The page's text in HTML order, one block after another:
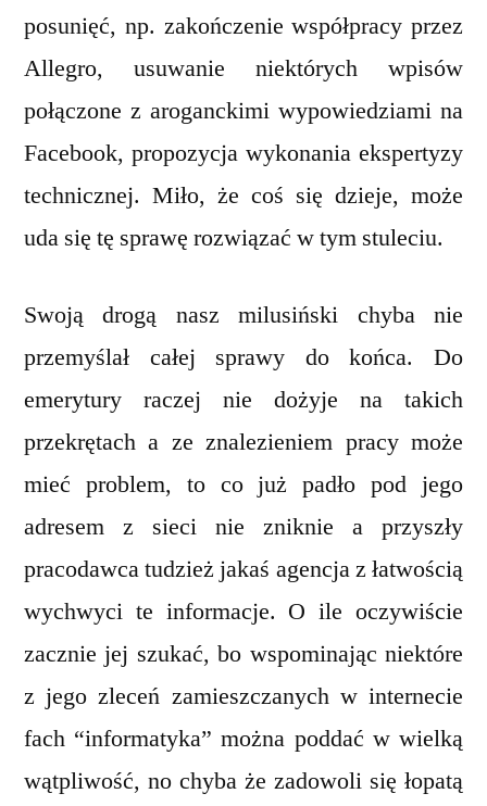
posunięć, np. zakończenie współpracy przez
Allegro, usuwanie niektórych wpisów
połączone z aroganckimi wypowiedziami na
Facebook, propozycja wykonania ekspertyzy
technicznej. Miło, że coś się dzieje, może
uda się tę sprawę rozwiązać w tym stuleciu.
Swoją drogą nasz milusiński chyba nie
przemyślał całej sprawy do końca. Do
emerytury raczej nie dożyje na takich
przekrętach a ze znalezieniem pracy może
mieć problem, to co już padło pod jego
adresem z sieci nie zniknie a przyszły
pracodawca tudzież jakaś agencja z łatwością
wychwyci te informacje. O ile oczywiście
zacznie jej szukać, bo wspominając niektóre
z jego zleceń zamieszczanych w internecie
fach “informatyka” można poddać w wielką
wątpliwość, no chyba że zadowoli się łopatą